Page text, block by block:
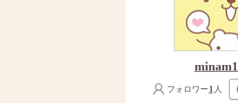
minam1
フォロワー 1 人